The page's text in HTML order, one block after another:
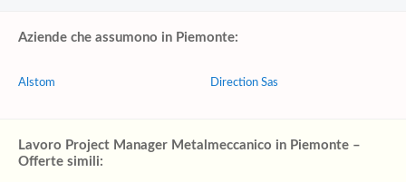
Aziende che assumono in Piemonte:
Alstom Direction Sas
Lavoro Project Manager Metalmeccanico in Piemonte –
Offerte simili: